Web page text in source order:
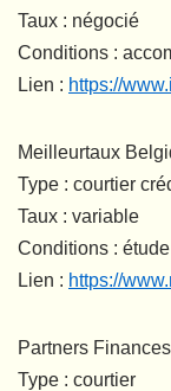
Taux : négocié
Conditions :
Lien : https://
Meilleurtaux
Type : courtier
Taux : variable
Conditions :
Lien : https://
Partners
Type : courtier